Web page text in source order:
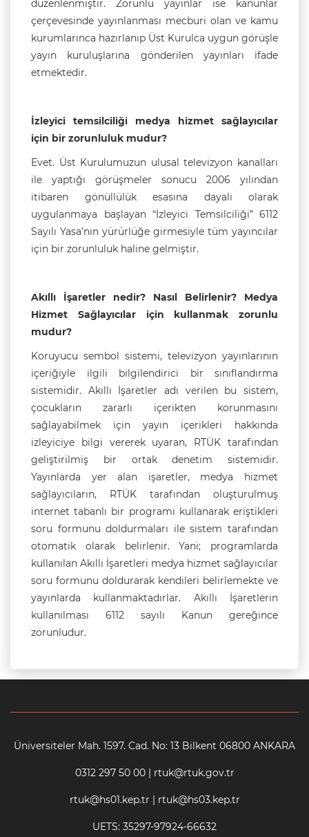
düzenlenmiştir. Zorunlu yayınlar ise kanunlar
çerçevesinde yayınlanması mecburi olan ve kamu
kurumlarınca hazırlanıp Üst Kurulca uygun görüşle
yayın kuruluşlarına gönderilen yayınları ifade
etmektedir.
İzleyici temsilciliği medya hizmet sağlayıcılar
için bir zorunluluk mudur?
Evet. Üst Kurulumuzun ulusal televizyon kanalları
ile yaptığı görüşmeler sonucu 2006 yılından
itibaren gönüllülük esasına dayalı olarak
uygulanmaya başlayan “İzleyici Temsilciliği” 6112
Sayılı Yasa’nın yürürlüğe girmesiyle tüm yayıncılar
için bir zorunluluk haline gelmiştir.
Akıllı İşaretler nedir? Nasıl Belirlenir? Medya
Hizmet Sağlayıcılar için kullanmak zorunlu
mudur?
Koruyucu sembol sistemi, televizyon yayınlarının
içeriğiyle ilgili bilgilendirici bir sınıflandırma
sistemidir. Akıllı İşaretler adı verilen bu sistem,
çocukların zararlı içerikten korunmasını
sağlayabilmek için yayın içerikleri hakkında
izleyiciye bilgi vererek uyaran, RTÜK tarafından
geliştirilmiş bir ortak denetim sistemidir.
Yayınlarda yer alan işaretler, medya hizmet
sağlayıcıların, RTÜK tarafından oluşturulmuş
internet tabanlı bir programı kullanarak eriştikleri
soru formunu doldurmaları ile sistem tarafından
otomatik olarak belirlenir. Yani; programlarda
kullanılan Akıllı İşaretleri medya hizmet sağlayıcılar
soru formunu doldurarak kendileri belirlemekte ve
yayınlarda kullanmaktadırlar. Akıllı İşaretlerin
kullanılması 6112 sayılı Kanun gereğince
zorunludur.
Üniversiteler Mah. 1597. Cad. No: 13 Bilkent 06800 ANKARA
0312 297 50 00 | rtuk@rtuk.gov.tr
rtuk@hs01.kep.tr | rtuk@hs03.kep.tr
UETS: 35297-97924-66632